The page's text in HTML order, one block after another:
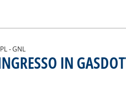
- GNL
IN